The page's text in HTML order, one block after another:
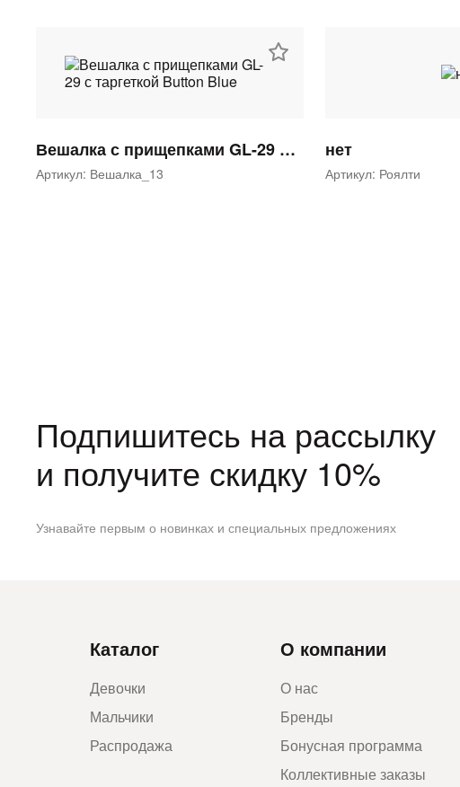
Вешалка с прищепками GL-29 с таргеткой Button Blue
Артикул: Вешалка_13
нет
Артикул: Роялти
Подпишитесь на рассылку
и получите скидку 10%
Узнавайте первым о новинках и специальных предложениях
Каталог
Девочки
Мальчики
Распродажа
О компании
О нас
Бренды
Бонусная программа
Коллективные заказы